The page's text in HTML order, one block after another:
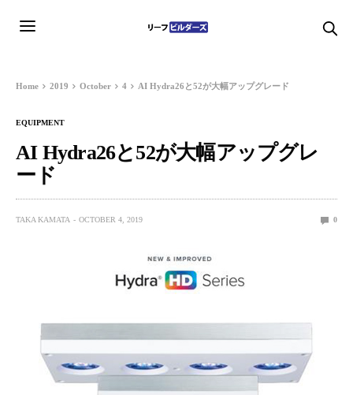
Home 2019 October 4 AI Hydra26と52が大幅アップグレード
EQUIPMENT
AI Hydra26と52が大幅アップグレ
ード
TAKA KAMATA OCTOBER 4, 2019 0